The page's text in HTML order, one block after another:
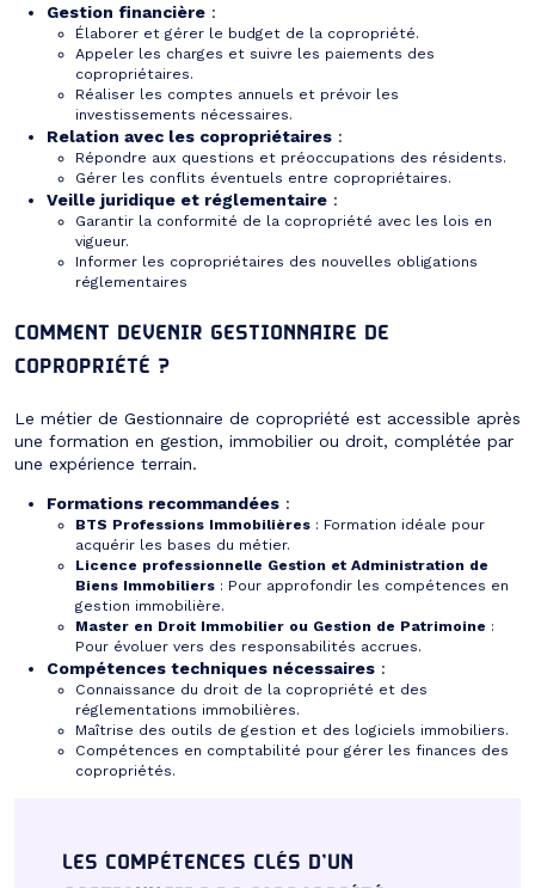
Gestion financière :
Élaborer et gérer le budget de la copropriété.
Appeler les charges et suivre les paiements des
copropriétaires.
Réaliser les comptes annuels et prévoir les
investissements nécessaires.
Relation avec les copropriétaires :
Répondre aux questions et préoccupations des résidents.
Gérer les conflits éventuels entre copropriétaires.
Veille juridique et réglementaire :
Garantir la conformité de la copropriété avec les lois en
vigueur.
Informer les copropriétaires des nouvelles obligations
réglementaires
COMMENT DEVENIR GESTIONNAIRE DE
COPROPRIÉTÉ ?
Le métier de Gestionnaire de copropriété est accessible après
une formation en gestion, immobilier ou droit, complétée par
une expérience terrain.
Formations recommandées :
BTS Professions Immobilières : Formation idéale pour
acquérir les bases du métier.
Licence professionnelle Gestion et Administration de
Biens Immobiliers : Pour approfondir les compétences en
gestion immobilière.
Master en Droit Immobilier ou Gestion de Patrimoine :
Pour évoluer vers des responsabilités accrues.
Compétences techniques nécessaires :
Connaissance du droit de la copropriété et des
réglementations immobilières.
Maîtrise des outils de gestion et des logiciels immobiliers.
Compétences en comptabilité pour gérer les finances des
copropriétés.
LES COMPÉTENCES CLÉS D’UN